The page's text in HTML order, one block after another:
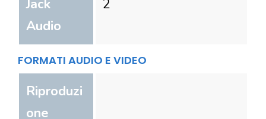
Jack
Audio
2
FORMATI AUDIO E VIDEO
Riproduzi
one